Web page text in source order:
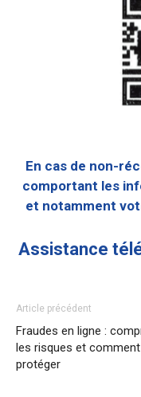
En cas de non-
comportant les
et notamment
Assistance
Article précédent
Fraudes en ligne :
les risques et comment
protéger